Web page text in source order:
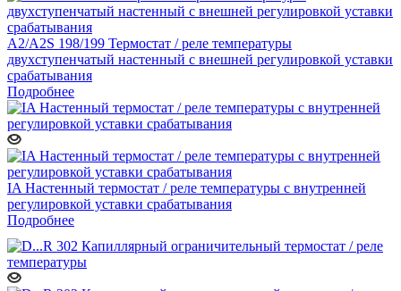
A2/A2S 198/199 Термостат / реле температуры
двухступенчатый настенный с внешней регулировкой уставки
срабатывания
Подробнее
IA Настенный термостат / реле температуры с внутренней
регулировкой уставки срабатывания
Подробнее